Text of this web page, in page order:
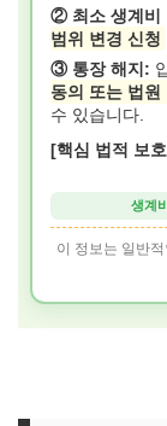
② 최소 생계비
범위 변경 신청
③ 통장 해지:
동의 또는 법원
수 있습니다.
[핵심 법적 보
생계
이 정보는 일반